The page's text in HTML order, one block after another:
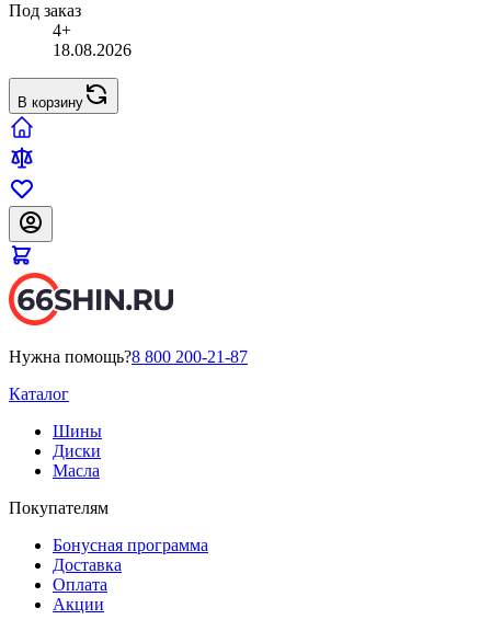
Под заказ
4+
18.08.2026
В корзину
Нужна помощь?8 800 200-21-87
Каталог
Шины
Диски
Масла
Покупателям
Бонусная программа
Доставка
Оплата
Акции